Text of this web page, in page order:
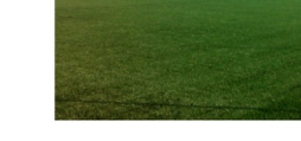
ΠΟΛΙΤΙΣΜΟΣ